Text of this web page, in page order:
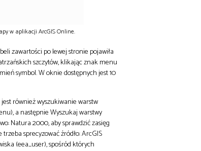
w aplikacji ArcGIS Online.
zawartości po lewej stronie pojawiła
szczytów, klikając znak menu
symbol. W oknie dostępnych jest 10
również wyszukiwanie warstw
a następnie Wyszukaj warstwy
Natura 2000, aby sprawdzić zasięg
sprecyzować źródło: ArcGIS
(eea_user), spośród których